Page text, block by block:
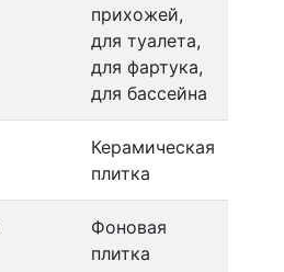
прихожей,
для туалета,
для фартука,
для бассейна
Керамическая
плитка
Фоновая
плитка